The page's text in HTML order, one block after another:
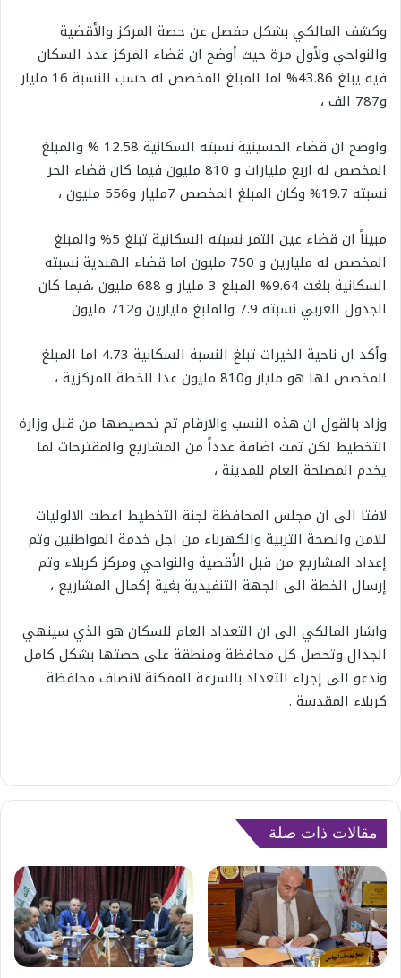
وكشف المالكي بشكل مفصل عن حصة المركز والأقضية
والنواحي ولأول مرة حيث أوضح ان قضاء المركز عدد السكان
فيه يبلغ 43.86% اما المبلغ المخصص له حسب النسبة 16 مليار
و787 الف ،
واوضح ان قضاء الحسينية نسبته السكانية 12.58 % والمبلغ
المخصص له اربع مليارات و 810 مليون فيما كان قضاء الحر
نسبته 19.7% وكان المبلغ المخصص 7مليار و556 مليون ،
مبيناً ان قضاء عين التمر نسبته السكانية تبلغ 5% والمبلغ
المخصص له مليارين و 750 مليون اما قضاء الهندية نسبته
السكانية بلغت 9.64% المبلغ 3 مليار و 688 مليون ،فيما كان
الجدول الغربي نسبته 7.9 والملبغ مليارين و712 مليون
وأكد ان ناحية الخيرات تبلغ النسبة السكانية 4.73 اما المبلغ
المخصص لها هو مليار و810 مليون عدا الخطة المركزية ،
وزاد بالقول ان هذه النسب والارقام تم تخصيصها من قبل وزارة
التخطيط لكن تمت اضافة عدداً من المشاريع والمقترحات لما
يخدم المصلحة العام للمدينة ،
لافتا الى ان مجلس المحافظة لجنة التخطيط اعطت الالوليات
للامن والصحة التربية والكهرباء من اجل خدمة المواطنين وتم
إعداد المشاريع من قبل الأقضية والنواحي ومركز كربلاء وتم
إرسال الخطة الى الجهة التنفيذية بغية إكمال المشاريع ،
واشار المالكي الى ان التعداد العام للسكان هو الذي سينهي
الجدال وتحصل كل محافظة ومنطقة على حصتها بشكل كامل
وندعو الى إجراء التعداد بالسرعة الممكنة لانصاف محافظة
كربلاء المقدسة .
مقالات ذات صلة